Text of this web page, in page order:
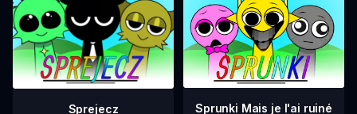
Sprejecz Sprunki Mais je l'ai ruiné